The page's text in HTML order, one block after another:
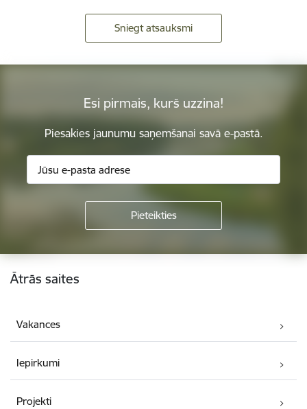
Sniegt atsauksmi
Esi pirmais, kurš uzzina!
Piesakies jaunumu saņemšanai savā e-pastā.
Kājene
Ātrās saites
Vakances
Iepirkumi
Projekti